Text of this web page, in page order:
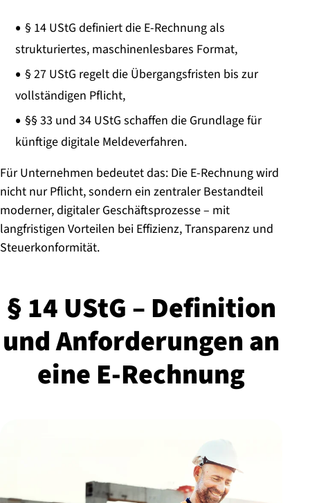
§ 14 UStG definiert die E-Rechnung als
strukturiertes, maschinenlesbares Format,
§ 27 UStG regelt die Übergangsfristen bis zur
vollständigen Pflicht,
§§ 33 und 34 UStG schaffen die Grundlage für
künftige digitale Meldeverfahren.
Für Unternehmen bedeutet das: Die E-Rechnung wird
nicht nur Pflicht, sondern ein zentraler Bestandteil
moderner, digitaler Geschäftsprozesse – mit
langfristigen Vorteilen bei Effizienz, Transparenz und
Steuerkonformität.
§ 14 UStG – Definition
und An­for­de­run­gen an
eine E-Rechnung